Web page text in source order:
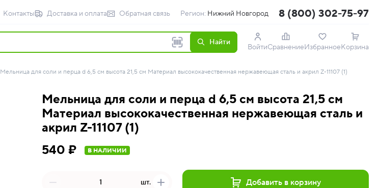
Контакты Доставка и оплата Обратная связь Регион: Нижний Новгород 8 (800) 302-75-97
Найти
ВойтиСравнениеИзбранноеКорзина
Мельница для соли и перца d 6,5 см высота 21,5 см Материал высококачественная нержавеющая сталь и акрил Z-11107 (1)
Мельница для соли и перца d 6,5 см высота 21,5 см
Материал высококачественная нержавеющая сталь и
акрил Z-11107 (1)
540 ₽
В НАЛИЧИИ
шт. Добавить в корзину